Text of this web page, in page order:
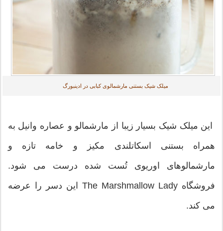
میلک شیک بستنی مارشمالوی کبابی در ادینبورگ
این میلک شیک بسیار زیبا از مارشمالو و عصاره وانیل به
همراه بستنی اسکاتلندی مکیز و خامه تازه و
مارشمالوهای اوریوی تُست شده درست می شود.
فروشگاه The Marshmallow Lady این دسر را عرضه
می کند.